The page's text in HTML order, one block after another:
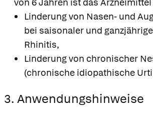
Linderung von Nasen- und
bei saisonaler und
Rhinitis,
Linderung von chronischer
(chronische idiopathische
3. Anwendungshinweise